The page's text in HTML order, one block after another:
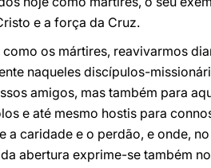
e a força da Cruz.
como os mártires, reavivarmos
naqueles discípulos-
amigos, mas também para
e até mesmo hostis para
a caridade e o perdão, e onde,
abertura exprime-se também